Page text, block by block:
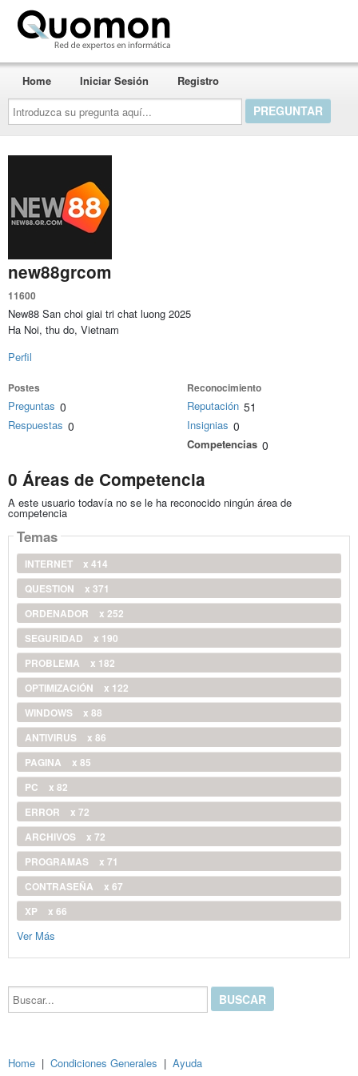
Introduzca
su
pregunta
aquí...
Home Iniciar Sesión Registro
new88grcom
11600
New88 San choi giai tri chat luong 2025
Ha Noi, thu do, Vietnam
Perfil
Postes
Preguntas 0
Respuestas 0
Reconocimiento
Reputación 51
Insignias 0
Competencias 0
0 Áreas de Competencia
A este usuario todavía no se le ha reconocido ningún área de
competencia
Temas
INTERNET
x 414
QUESTION
x 371
ORDENADOR
x 252
SEGURIDAD
x 190
PROBLEMA
x 182
OPTIMIZACIÓN
x 122
WINDOWS
x 88
ANTIVIRUS
x 86
PAGINA
x 85
PC
x 82
ERROR
x 72
ARCHIVOS
x 72
PROGRAMAS
x 71
CONTRASEÑA
x 67
XP
x 66
Ver Más
Buscar...
Home | Condiciones Generales | Ayuda